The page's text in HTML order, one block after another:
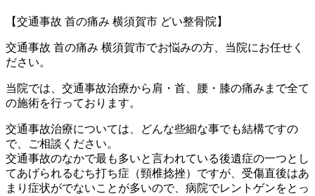
【交通事故 首の痛み 横須賀市 どい整骨院】
交通事故 首の痛み 横須賀市でお悩みの方、当院にお任せく
ださい。
当院では、交通事故治療から肩・首、腰・膝の痛みまで全て
の施術を行っております。
交通事故治療については、どんな些細な事でも結構ですの
で、ご相談ください。
交通事故のなかで最も多いと言われている後遺症の一つとし
てあげられるむち打ち症（頸椎捻挫）ですが、受傷直後はあ
まり症状がでないことが多いので、病院でレントゲンをとっ